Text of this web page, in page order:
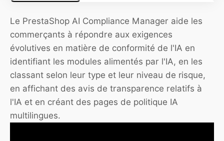
Le PrestaShop AI Compliance Manager aide les
commerçants à répondre aux exigences
évolutives en matière de conformité de l'IA en
identifiant les modules alimentés par l'IA, en les
classant selon leur type et leur niveau de risque,
en affichant des avis de transparence relatifs à
l'IA et en créant des pages de politique IA
multilingues.